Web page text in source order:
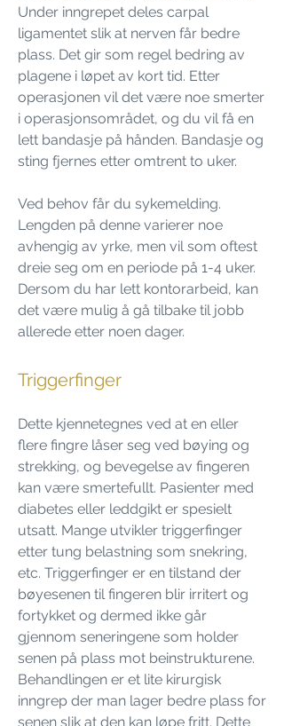
Under inngrepet deles carpal
ligamentet slik at nerven får bedre
plass. Det gir som regel bedring av
plagene i løpet av kort tid. Etter
operasjonen vil det være noe smerter
i operasjonsområdet, og du vil få en
lett bandasje på hånden. Bandasje og
sting fjernes etter omtrent to uker.
Ved behov får du sykemelding.
Lengden på denne varierer noe
avhengig av yrke, men vil som oftest
dreie seg om en periode på 1-4 uker.
Dersom du har lett kontorarbeid, kan
det være mulig å gå tilbake til jobb
allerede etter noen dager.
Triggerfinger
Dette kjennetegnes ved at en eller
flere fingre låser seg ved bøying og
strekking, og bevegelse av fingeren
kan være smertefullt. Pasienter med
diabetes eller leddgikt er spesielt
utsatt. Mange utvikler triggerfinger
etter tung belastning som snekring,
etc. Triggerfinger er en tilstand der
bøyesenen til fingeren blir irritert og
fortykket og dermed ikke går
gjennom seneringene som holder
senen på plass mot beinstrukturene.
Behandlingen er et lite kirurgisk
inngrep der man lager bedre plass for
senen slik at den kan løpe fritt. Dette